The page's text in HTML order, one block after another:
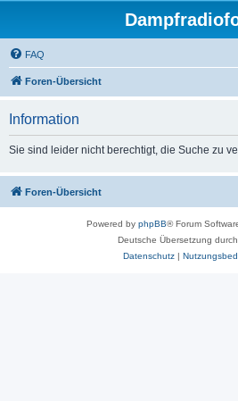
FAQ
Foren-Übersicht
Information
Sie sind leider nicht berechtigt, die Suche zu
Foren-Übersicht
Powered by phpBB® Forum
Deutsche Übersetzung durch
Datenschutz|